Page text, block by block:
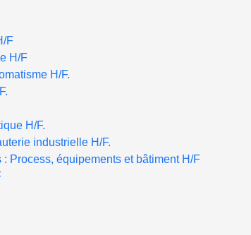
F
H/F
H/F.
H/F.
industrielle H/F.
Process, équipements et bâtiment H/F